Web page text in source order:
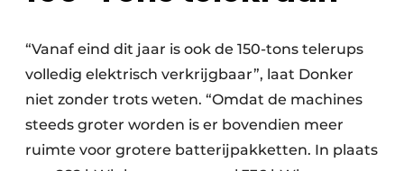
“Vanaf eind dit jaar is ook de 150-tons telerups
volledig elektrisch verkrijgbaar”, laat Donker
niet zonder trots weten. “Omdat de machines
steeds groter worden is er bovendien meer
ruimte voor grotere batterijpakketten. In plaats